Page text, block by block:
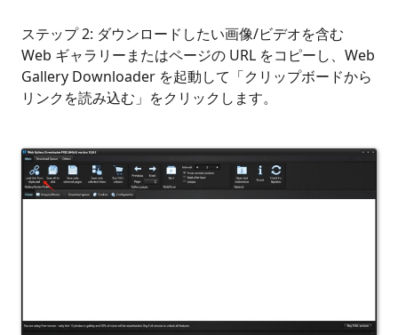
ステップ 2: ダウンロードしたい画像/ビデオを含む
Web ギャラリーまたはページの URL をコピーし、Web
Gallery Downloader を起動して「クリップボードから
リンクを読み込む」をクリックします。